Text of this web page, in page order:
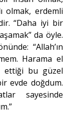
olmak, erdemli
“Daha iyi bir
da öyle.
“Allah’ın
Harama el
ettiği bu güzel
evde doğdum.
sayesinde